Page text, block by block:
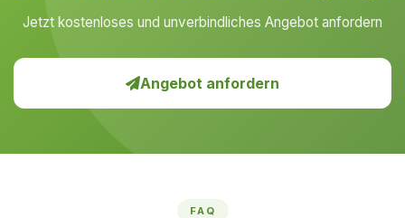
Jetzt kostenloses und unverbindliches Angebot anfordern
Angebot anfordern
FAQ